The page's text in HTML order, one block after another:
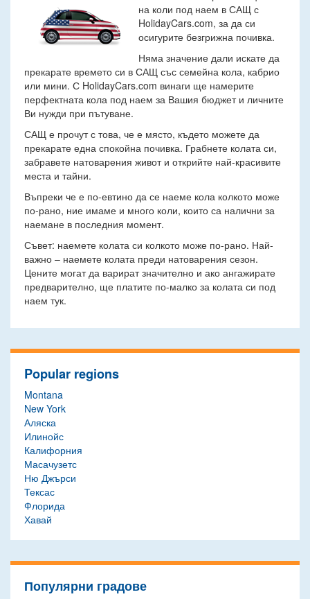
на коли под наем в САЩ с
HolidayCars.com, за да си
осигурите безгрижна почивка.
Няма значение дали искате да
прекарате времето си в САЩ със семейна кола, кабрио
или мини. С HolidayCars.com винаги ще намерите
перфектната кола под наем за Вашия бюджет и личните
Ви нужди при пътуване.
САЩ е прочут с това, че е място, където можете да
прекарате една спокойна почивка. Грабнете колата си,
забравете натоварения живот и открийте най-красивите
места и тайни.
Въпреки че е по-евтино да се наеме кола колкото може
по-рано, ние имаме и много коли, които са налични за
наемане в последния момент.
Съвет: наемете колата си колкото може по-рано. Най-
важно – наемете колата преди натоварения сезон.
Цените могат да варират значително и ако ангажирате
предварително, ще платите по-малко за колата си под
наем тук.
Popular regions
Montana
New York
Аляска
Илинойс
Калифорния
Масачузетс
Ню Джърси
Тексас
Флорида
Хавай
Популярни градове